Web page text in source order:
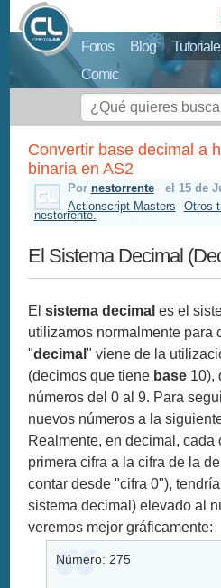
Foros Blog
Comic
Convertir base decimal a
binaria en AS2
Por nestorrente
el 15 de
Actionscript Masters
Otros
nestorrente.
El Sistema Decimal
Elsistema decimal es el
utilizamos normalmente para
"decimal" viene de la
(decimos que tiene base 10),
números del 0 al 9. Para
nuevos números a la
Realmente, en decimal, cada
primera cifra a la cifra de la
contar desde "cifra 0"),
sistema decimal) elevado al
veremos mejor gráficamente:
Número: 275